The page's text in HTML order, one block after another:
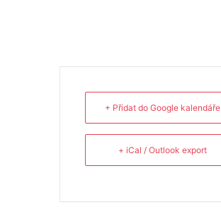
+ Přidat do Google kalendáře
+ iCal / Outlook export